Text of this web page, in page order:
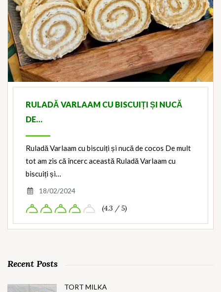
RULADĂ VARLAAM CU BISCUIȚI ȘI NUCĂ
DE…
Ruladă Varlaam cu biscuiți și nucă de cocos De mult
tot am zis că încerc această Ruladă Varlaam cu
biscuiți și…
18/02/2024
(4.3 / 5)
Recent Posts
TORT MILKA